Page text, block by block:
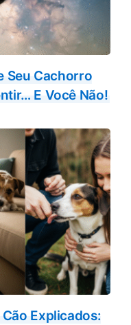
Seu Cachorro
E Você Não!
Explicados: